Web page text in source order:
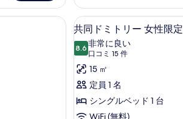
の
写
真
を
表
示
す
ム
の
詳
細
ン台、WiFi (無料)、ベッドシーツ
共
同
ド
ミ
ト
リ
7
共同ドミトリー 女性限定
8.610 点中 8.6
非常に良い
口コミ 15 件
(口
コ
ミ
15
件)
15 ㎡
定員 1 名
シングルベッド 1 台
WiFi (無料)